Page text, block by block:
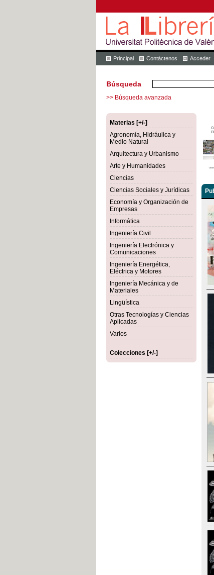
Principal Contáctenos Acceder
Búsqueda
>> Búsqueda avanzada
Materias [+/-]
Agronomía, Hidráulica y
Medio Natural
Arquitectura y Urbanismo
Arte y Humanidades
Ciencias
Ciencias Sociales y Jurídicas
Economía y Organización de
Empresas
Informática
Ingeniería Civil
Ingeniería Electrónica y
Comunicaciones
Ingeniería Energética,
Eléctrica y Motores
Ingeniería Mecánica y de
Materiales
Lingüística
Otras Tecnologías y Ciencias
Aplicadas
Varios
Colecciones [+/-]